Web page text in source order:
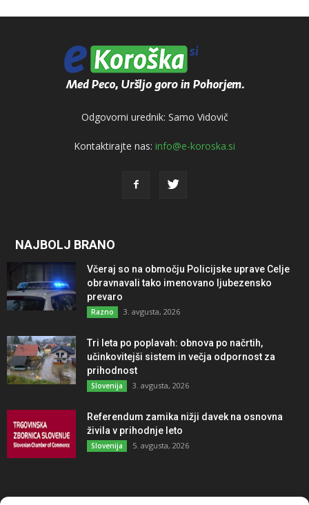
Odgovorni urednik: Samo Vidovič
Kontaktirajte nas: info@e-koroska.si
NAJBOLJ BRANO
Včeraj so na območju Policijske uprave Celje
obravnavali tako imenovano ljubezensko
prevaro
Razno 3. avgusta, 2026
Tri leta po poplavah: obnova po načrtih,
učinkovitejši sistem in večja odpornost za
prihodnost
Slovenija 3. avgusta, 2026
Referendum zamika nižji davek na osnovna
živila v prihodnje leto
Slovenija 5. avgusta, 2026